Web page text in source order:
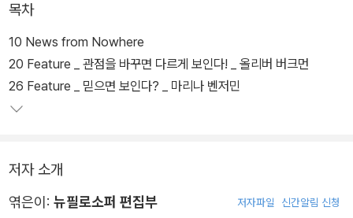
일찍이 이렇게 말했다. “우리는 사물을 있는 그대로 보지 않고 마치
우리를 보듯이 본다.”
목차
10 News from Nowhere
20 Feature _ 관점을 바꾸면 다르게 보인다! _ 올리버 버크먼
26 Feature _ 믿으면 보인다? _ 마리나 벤저민
저자 소개
엮은이: 뉴필로소퍼 편집부 저자파일 신간알림 신청